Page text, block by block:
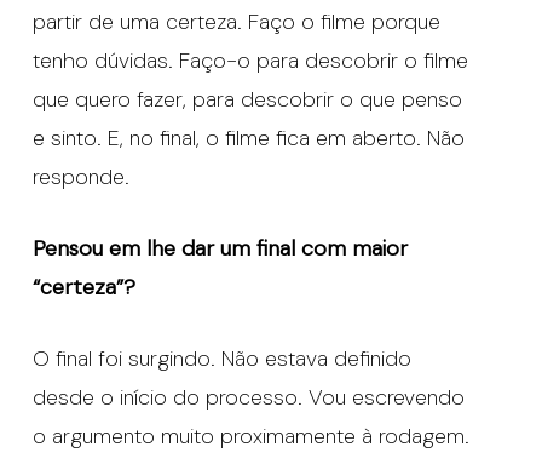
partir de uma certeza. Faço o filme porque
tenho dúvidas. Faço-o para descobrir o filme
que quero fazer, para descobrir o que penso
e sinto. E, no final, o filme fica em aberto. Não
responde.
Pensou em lhe dar um final com maior
“certeza”?
O final foi surgindo. Não estava definido
desde o início do processo. Vou escrevendo
o argumento muito proximamente à rodagem.